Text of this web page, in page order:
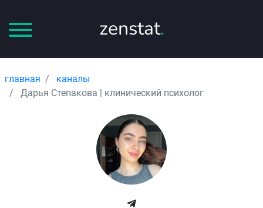
zenstat.
главная
каналы
Дарья Степакова | клинический психолог